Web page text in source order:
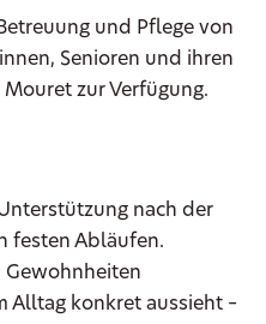
und Pflege von
Senioren und ihren
zur Verfügung.
nach der
festen Abläufen.
Alltag konkret aussieht –